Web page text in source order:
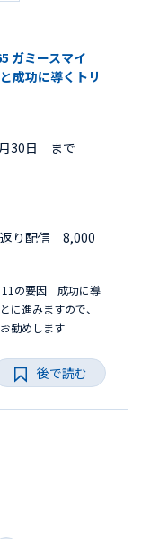
ガミースマイ
功に導くトリ
30日 まで
返り配信 8,000
11の要因 成功に導
に進みますので、
勧めします
後で読む